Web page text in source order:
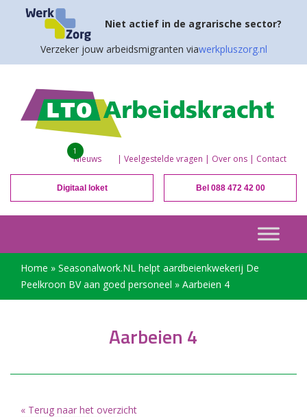
Niet actief in de agrarische sector?
Verzeker jouw arbeidsmigranten viawerkpluszorg.nl
Nieuws
1
| Veelgestelde vragen | Over ons | Contact
Digitaal loket Bel 088 472 42 00
Home » Seasonalwork.NL helpt aardbeienkwekerij De
Peelkroon BV aan goed personeel » Aarbeien 4
Aarbeien 4
« Terug naar het overzicht